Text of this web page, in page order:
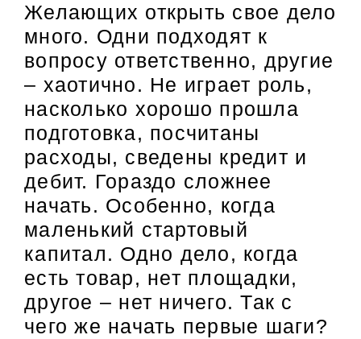
Желающих открыть свое дело
много. Одни подходят к
вопросу ответственно, другие
– хаотично. Не играет роль,
насколько хорошо прошла
подготовка, посчитаны
расходы, сведены кредит и
дебит. Гораздо сложнее
начать. Особенно, когда
маленький стартовый
капитал. Одно дело, когда
есть товар, нет площадки,
другое – нет ничего. Так с
чего же начать первые шаги?